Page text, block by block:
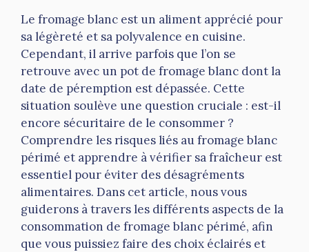
Le fromage blanc est un aliment apprécié pour
sa légèreté et sa polyvalence en cuisine.
Cependant, il arrive parfois que l’on se
retrouve avec un pot de fromage blanc dont la
date de péremption est dépassée. Cette
situation soulève une question cruciale : est-il
encore sécuritaire de le consommer ?
Comprendre les risques liés au fromage blanc
périmé et apprendre à vérifier sa fraîcheur est
essentiel pour éviter des désagréments
alimentaires. Dans cet article, nous vous
guiderons à travers les différents aspects de la
consommation de fromage blanc périmé, afin
que vous puissiez faire des choix éclairés et